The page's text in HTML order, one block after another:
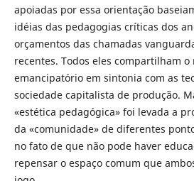
apoiadas por essa orientação
idéias das pedagogias críticas dos
orçamentos das chamadas
recentes. Todos eles compartilham
emancipatório em sintonia com as
sociedade capitalista de produção.
«estética pedagógica» foi levada a
da «comunidade» de diferentes
no fato de que não pode haver
repensar o espaço comum que